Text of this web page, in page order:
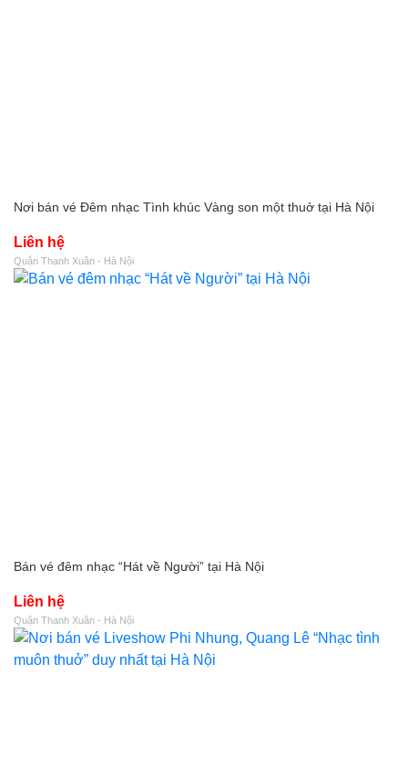
Nơi bán vé Đêm nhạc Tình khúc Vàng son một thuở tại Hà Nội
Liên hệ
Quận Thanh Xuân - Hà Nội
Bán vé đêm nhạc “Hát về Người” tại Hà Nội
Liên hệ
Quận Thanh Xuân - Hà Nội